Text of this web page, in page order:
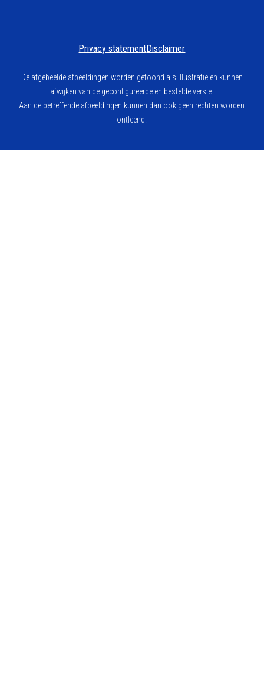
Privacy statementDisclaimer
De afgebeelde afbeeldingen worden getoond als illustratie en kunnen
afwijken van de geconfigureerde en bestelde versie.
Aan de betreffende afbeeldingen kunnen dan ook geen rechten worden
ontleend.